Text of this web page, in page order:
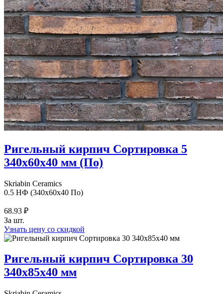
Ригельный кирпич Сортировка 5
340х60х40 мм (По)
Skriabin Ceramics
0.5 НФ (340x60x40 По)
68.93 ₽
За шт.
Узнать цену со скидкой
Ригельный кирпич Сортировка 30
340х85х40 мм